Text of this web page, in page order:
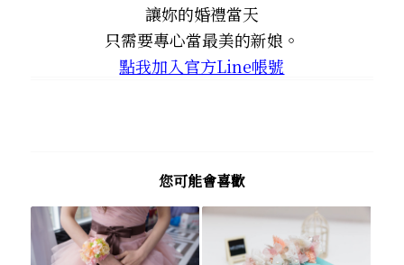
讓妳的婚禮當天
只需要專心當最美的新娘。
點我加入官方Line帳號
您可能會喜歡